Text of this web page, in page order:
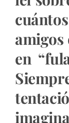
amigos
en